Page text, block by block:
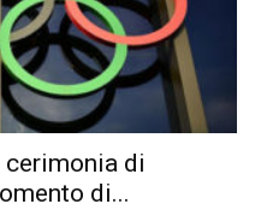
cerimonia di
di...